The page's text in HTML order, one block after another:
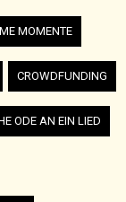
MOMENTE
CROWDFUNDING
ODE AN EIN LIED